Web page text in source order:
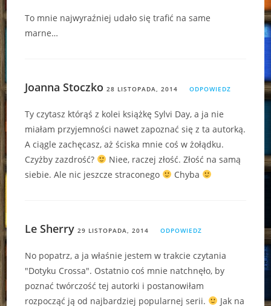
To mnie najwyraźniej udało się trafić na same
marne…
Joanna Stoczko 28 LISTOPADA, 2014 ODPOWIEDZ
Ty czytasz którąś z kolei książkę Sylvi Day, a ja nie
miałam przyjemności nawet zapoznać się z ta autorką.
A ciągle zachęcasz, aż ściska mnie coś w żołądku.
Czyżby zazdrość?
Niee, raczej złość. Złość na samą
siebie. Ale nic jeszcze straconego
Chyba
Le Sherry 29 LISTOPADA, 2014 ODPOWIEDZ
No popatrz, a ja właśnie jestem w trakcie czytania
"Dotyku Crossa". Ostatnio coś mnie natchnęło, by
poznać twórczość tej autorki i postanowiłam
rozpocząć ją od najbardziej popularnej serii.
Jak na